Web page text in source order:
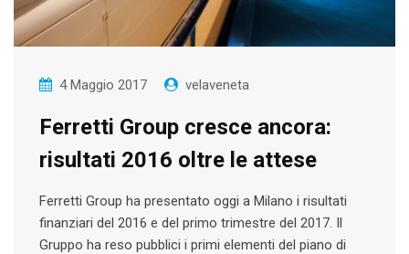
4 Maggio 2017 velaveneta
Ferretti Group cresce ancora:
risultati 2016 oltre le attese
Ferretti Group ha presentato oggi a Milano i risultati
finanziari del 2016 e del primo trimestre del 2017. Il
Gruppo ha reso pubblici i primi elementi del piano di